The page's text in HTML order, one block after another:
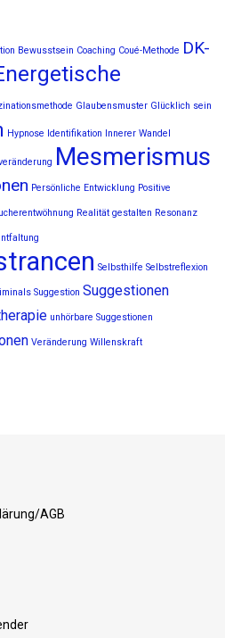
Bewusstsein Coaching Coué-Methode DK-
Glaubensmuster Glücklich sein
Hypnose Identifikation Innerer Wandel
Mesmerismus
Persönliche Entwicklung Positive
Realität gestalten Resonanz
Selbsthilfe Selbstreflexion
Suggestion Suggestionen
unhörbare Suggestionen
Veränderung Willenskraft
AGB